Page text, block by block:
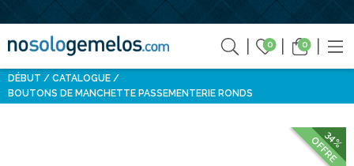
0 0
DÉBUT
CATALOGUE
BOUTONS DE MANCHETTE PASSEMENTERIE RONDS
34%
OFFRE